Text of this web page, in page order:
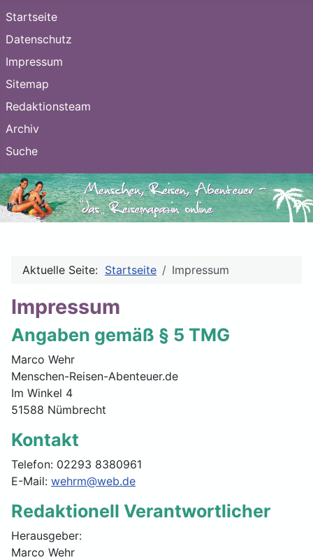
Startseite
Datenschutz
Impressum
Sitemap
Redaktionsteam
Archiv
Suche
Aktuelle Seite: Startseite Impressum
Impressum
Angaben gemäß § 5 TMG
Marco Wehr
Menschen-Reisen-Abenteuer.de
Im Winkel 4
51588 Nümbrecht
Kontakt
Telefon: 02293 8380961
E-Mail: wehrm@web.de
Redaktionell Verantwortlicher
Herausgeber:
Marco Wehr